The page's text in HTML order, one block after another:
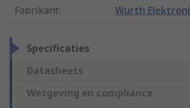
Fabrikant: Wurth
Specificaties
Datasheets
Wetgeving en compliance